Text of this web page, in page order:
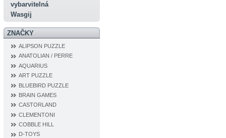
vybarvitelná
Wasgij
ZNAČKY
ALIPSON PUZZLE
ANATOLIAN / PERRE
AQUARIUS
ART PUZZLE
BLUEBIRD PUZZLE
BRAIN GAMES
CASTORLAND
CLEMENTONI
COBBLE HILL
D‐TOYS